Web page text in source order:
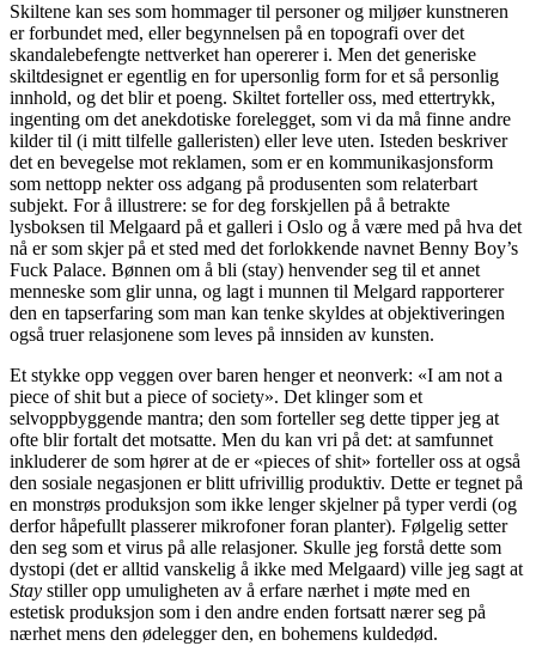
Skiltene kan ses som hommager til personer og miljøer kunstneren
er forbundet med, eller begynnelsen på en topografi over det
skandalebefengte nettverket han opererer i. Men det generiske
skiltdesignet er egentlig en for upersonlig form for et så personlig
innhold, og det blir et poeng. Skiltet forteller oss, med ettertrykk,
ingenting om det anekdotiske forelegget, som vi da må finne andre
kilder til (i mitt tilfelle galleristen) eller leve uten. Isteden beskriver
det en bevegelse mot reklamen, som er en kommunikasjonsform
som nettopp nekter oss adgang på produsenten som relaterbart
subjekt. For å illustrere: se for deg forskjellen på å betrakte
lysboksen til Melgaard på et galleri i Oslo og å være med på hva det
nå er som skjer på et sted med det forlokkende navnet Benny Boy’s
Fuck Palace. Bønnen om å bli (stay) henvender seg til et annet
menneske som glir unna, og lagt i munnen til Melgard rapporterer
den en tapserfaring som man kan tenke skyldes at objektiveringen
også truer relasjonene som leves på innsiden av kunsten.
Et stykke opp veggen over baren henger et neonverk: «I am not a
piece of shit but a piece of society». Det klinger som et
selvoppbyggende mantra; den som forteller seg dette tipper jeg at
ofte blir fortalt det motsatte. Men du kan vri på det: at samfunnet
inkluderer de som hører at de er «pieces of shit» forteller oss at også
den sosiale negasjonen er blitt ufrivillig produktiv. Dette er tegnet på
en monstrøs produksjon som ikke lenger skjelner på typer verdi (og
derfor håpefullt plasserer mikrofoner foran planter). Følgelig setter
den seg som et virus på alle relasjoner. Skulle jeg forstå dette som
dystopi (det er alltid vanskelig å ikke med Melgaard) ville jeg sagt at
Stay stiller opp umuligheten av å erfare nærhet i møte med en
estetisk produksjon som i den andre enden fortsatt nærer seg på
nærhet mens den ødelegger den, en bohemens kuldedød.